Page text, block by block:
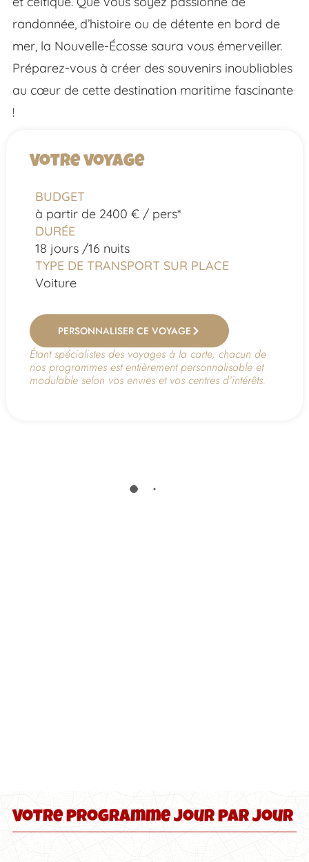
randonnée, d’histoire ou de détente en bord de
mer, la Nouvelle-Écosse saura vous émerveiller.
Préparez-vous à créer des souvenirs inoubliables
au cœur de cette destination maritime fascinante
!
Votre voyage
BUDGET
à partir de 2400 € / pers*
DURÉE
18 jours /16 nuits
TYPE DE TRANSPORT SUR PLACE
Voiture
PERSONNALISER CE VOYAGE
Étant spécialistes des voyages à la carte, chacun de
nos programmes est entièrement personnalisable et
modulable selon vos envies et vos centres d’intérêts.
Votre programme jour par jour